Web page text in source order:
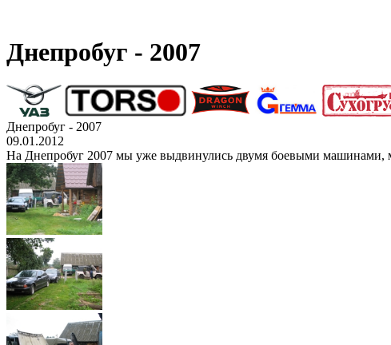
Днепробуг - 2007
Днепробуг - 2007
09.01.2012
На Днепробуг 2007 мы уже выдвинулись двумя боевыми машинами,